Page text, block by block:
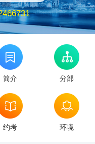
简介 分部
约考 环境